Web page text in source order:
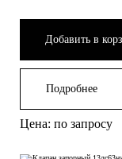
ДУ 32
Добавить в
Подробнее
Цена: по запросу